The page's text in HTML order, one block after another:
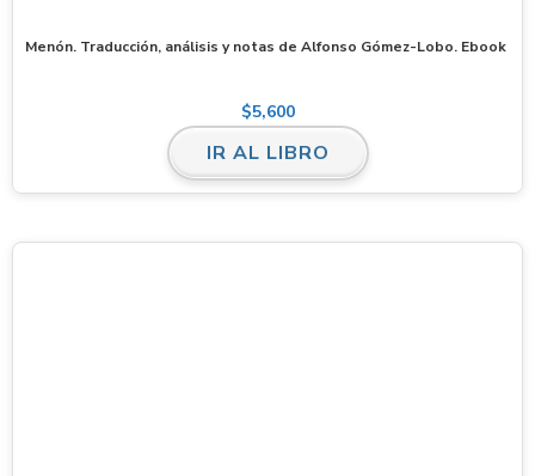
Menón. Traducción, análisis y notas de Alfonso Gómez-Lobo. Ebook
$5,600
IR AL LIBRO